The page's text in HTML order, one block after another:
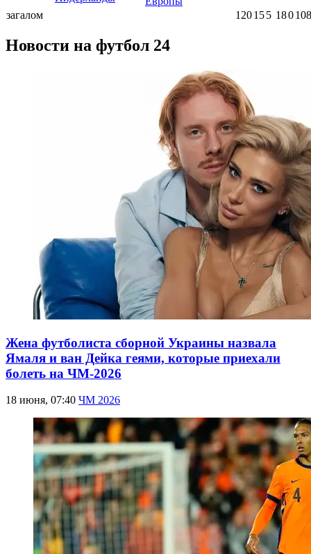
загалом
120155 180
Новости на футбол 24
Жена футболиста сборной Украины назвала
Ямаля и ван Дейка геями, которые приехали
болеть на ЧМ-2026
18 июня, 07:40 ЧМ 2026